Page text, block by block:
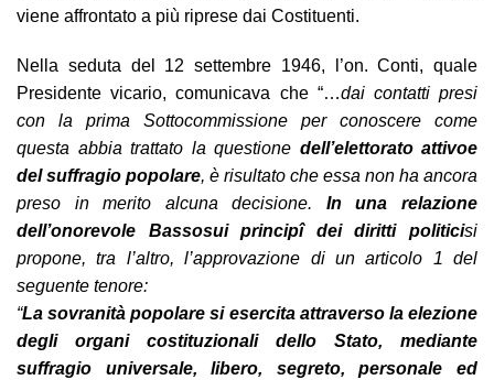
viene affrontato a più riprese dai Costituenti.
Nella seduta del 12 settembre 1946, l’on. Conti, quale
Presidente vicario, comunicava che “…dai contatti presi
con la prima Sottocommissione per conoscere come
questa abbia trattato la questione dell’elettorato attivoe
del suffragio popolare, è risultato che essa non ha ancora
preso in merito alcuna decisione. In una relazione
dell’onorevole Bassosui principî dei diritti politicisi
propone, tra l’altro, l’approvazione di un articolo 1 del
seguente tenore:
“La sovranità popolare si esercita attraverso la elezione
degli organi costituzionali dello Stato, mediante
suffragio universale, libero, segreto, personale ed